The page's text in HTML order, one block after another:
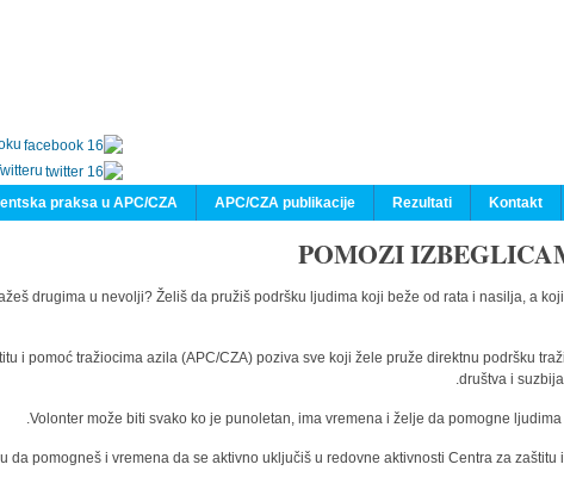
Kontakt
Rezultati
APC/CZA publikacije
praksa u APC/CZA
POMOZI
drugima u nevolji? Želiš da pružiš podršku ljudima koji beže od rata i nasilja, a
i pomoć tražiocima azila (APC/CZA) poziva sve koji žele pruže direktnu podršku
društva i
Volonter može biti svako ko je punoletan, ima vremena i želje da pomogne
da pomogneš i vremena da se aktivno uključiš u redovne aktivnosti Centra za zaštitu